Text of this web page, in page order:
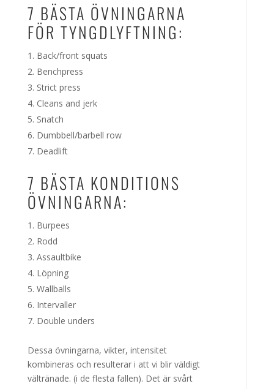
7 BÄSTA ÖVNINGARNA
FÖR TYNGDLYFTNING:
Back/front squats
Benchpress
Strict press
Cleans and jerk
Snatch
Dumbbell/barbell row
Deadlift
7 BÄSTA KONDITIONS
ÖVNINGARNA:
Burpees
Rodd
Assaultbike
Löpning
Wallballs
Intervaller
Double unders
Dessa övningarna, vikter, intensitet
kombineras och resulterar i att vi blir väldigt
vältränade. (i de flesta fallen). Det är svårt